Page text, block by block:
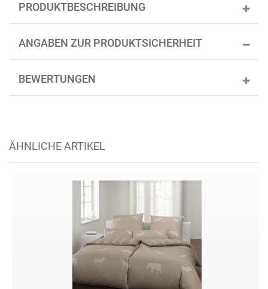
PRODUKTBESCHREIBUNG
ANGABEN ZUR PRODUKTSICHERHEIT
BEWERTUNGEN
ÄHNLICHE ARTIKEL